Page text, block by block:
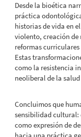
Desde la bioética
práctica
historias de vida en
violento, creación de
reformas
Estas
como la resistencia
neoliberal de la
Concluimos que
sensibilidad cultural:
como expresión de
hacia una práctica